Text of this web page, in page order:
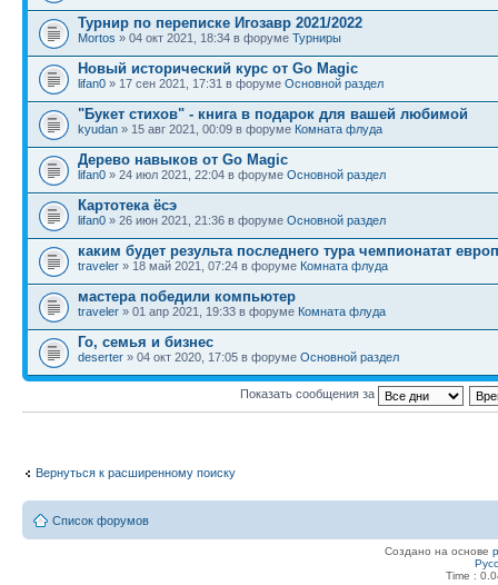
Турнир по переписке Игозавр 2021/2022
Mortos » 04 окт 2021, 18:34 в форуме Турниры
Новый исторический курс от Go Magic
lifan0 » 17 сен 2021, 17:31 в форуме Основной раздел
"Букет стихов" - книга в подарок для вашей любимой
kyudan » 15 авг 2021, 00:09 в форуме Комната флуда
Дерево навыков от Go Magic
lifan0 » 24 июл 2021, 22:04 в форуме Основной раздел
Картотека ёсэ
lifan0 » 26 июн 2021, 21:36 в форуме Основной раздел
каким будет результа последнего тура чемпионатат
traveler » 18 май 2021, 07:24 в форуме Комната флуда
мастера победили компьютер
traveler » 01 апр 2021, 19:33 в форуме Комната флуда
Го, семья и бизнес
deserter » 04 окт 2020, 17:05 в форуме Основной раздел
Показать сообщения за
Вернуться к расширенному поиску
Список форумов
Создано на основе
Time :